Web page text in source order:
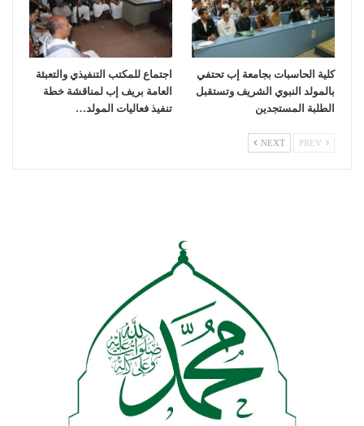
كلية الحاسبات بجامعة إب تحتفي
بالمولد النبوي الشريف وتستقبل
الطلبة المستجدين
اجتماع للمكتب التنفيذي والتعبئة
العامة بريف إب لمناقشة خطة
تنفيذ فعاليات المولد…
NEXT